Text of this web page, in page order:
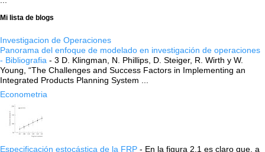
Mi lista de blogs
Investigacion de Operaciones
Panorama del enfoque de modelado en investigación de operaciones
- Bibliografia - 3 D. Klingman, N. Phillips, D. Steiger, R. Wirth y W.
Young, “The Challenges and Success Factors in Implementing an
Integrated Products Planning System ...
Econometria
Especificación estocástica de la FRP - En la figura 2.1 es claro que, a